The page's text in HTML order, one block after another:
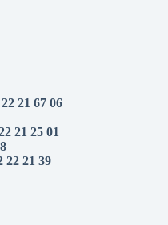
21 67 06
21 25 01
22 21 39